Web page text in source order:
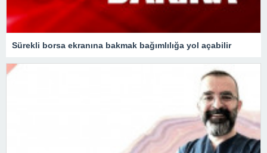
Sürekli borsa ekranına bakmak bağımlılığa yol açabilir